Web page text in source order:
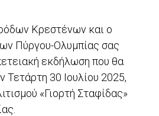
Κρεστένων και ο
Πύργου-Ολυμπίας σας
εκδήλωση που θα
Τετάρτη 30 Ιουλίου 2025,
«Γιορτή Σταφίδας»